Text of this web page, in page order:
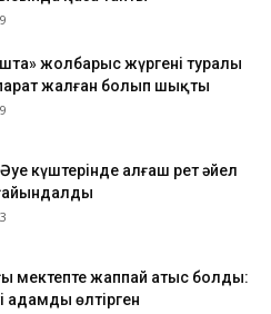
жолбарыс жүргені туралы
жалған болып шықты
күштерінде алғаш рет әйел
мектепте жаппай атыс болды:
адамды өлтірген